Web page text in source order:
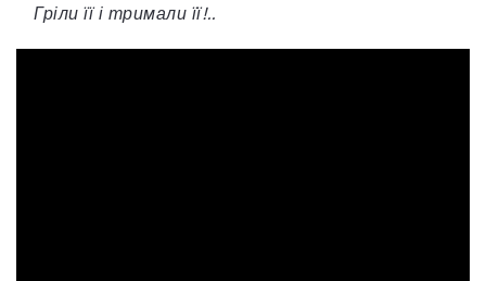
Гріли її і тримали її!..